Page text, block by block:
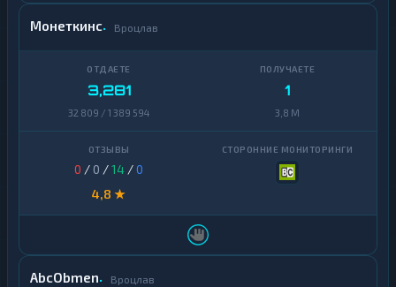
Монеткинс Вроцлав
3,281
32 809 / 1 389 594
1
3,8 M
0 / 0 /14 /0
4,8 ★
AbcObmen Вроцлав